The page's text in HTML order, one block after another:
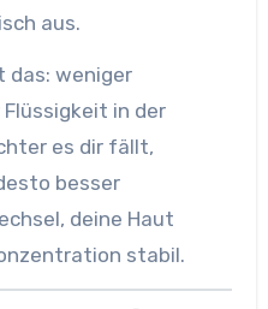
aus.
das: weniger
in der
es dir fällt,
besser
deine Haut
stabil.